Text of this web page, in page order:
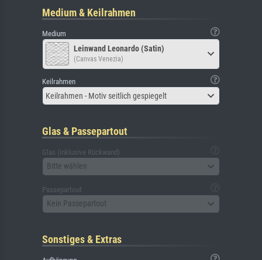
Medium & Keilrahmen
Medium
Leinwand Leonardo (Satin)
(Canvas Venezia)
Keilrahmen
Keilrahmen - Motiv seitlich gespiegelt
Glas & Passepartout
Glas (inklusive Rückwand)
Bitte wählen
Passepartout
Kein Passepartout
Sonstiges & Extras